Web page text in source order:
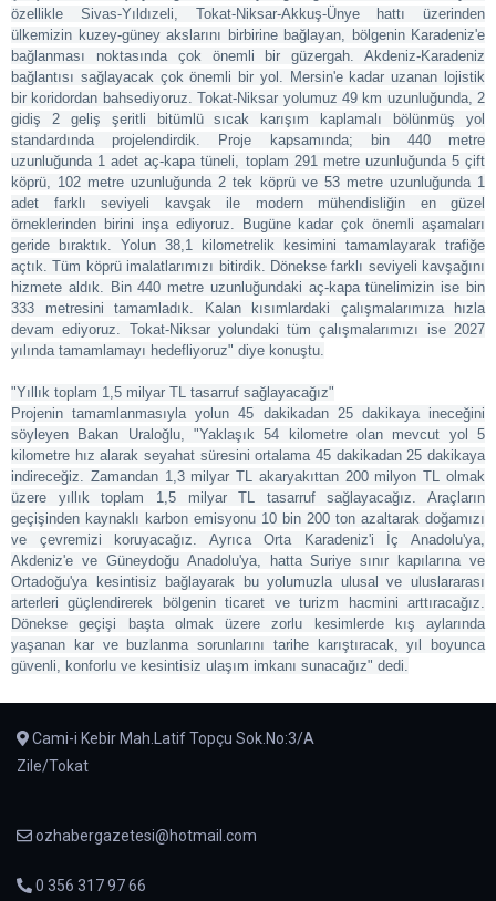
özellikle Sivas-Yıldızeli, Tokat-Niksar-Akkuş-Ünye hattı üzerinden
ülkemizin kuzey-güney akslarını birbirine bağlayan, bölgenin Karadeniz'e
bağlanması noktasında çok önemli bir güzergah. Akdeniz-Karadeniz
bağlantısı sağlayacak çok önemli bir yol. Mersin'e kadar uzanan lojistik
bir koridordan bahsediyoruz.Tokat-Niksar yolumuz 49 km uzunluğunda, 2
gidiş 2 geliş şeritli bitümlü sıcak karışım kaplamalı bölünmüş yol
standardında projelendirdik. Proje kapsamında; bin 440 metre
uzunluğunda 1 adet aç-kapa tüneli, toplam 291 metre uzunluğunda 5 çift
köprü, 102 metre uzunluğunda 2 tek köprü ve 53 metre uzunluğunda 1
adet farklı seviyeli kavşak ile modern mühendisliğin en güzel
örneklerinden birini inşa ediyoruz. Bugüne kadar çok önemli aşamaları
geride bıraktık. Yolun 38,1 kilometrelik kesimini tamamlayarak trafiğe
açtık. Tüm köprü imalatlarımızı bitirdik. Dönekse farklı seviyeli kavşağını
hizmete aldık. Bin 440 metre uzunluğundaki aç-kapa tünelimizin ise bin
333 metresini tamamladık. Kalan kısımlardaki çalışmalarımıza hızla
devam ediyoruz. Tokat-Niksar yolundaki tüm çalışmalarımızı ise 2027
yılında tamamlamayı hedefliyoruz" diye konuştu.
"Yıllık toplam 1,5 milyar TL tasarruf sağlayacağız"
Projenin tamamlanmasıyla yolun 45 dakikadan 25 dakikaya ineceğini
söyleyen Bakan Uraloğlu, "Yaklaşık 54 kilometre olan mevcut yol 5
kilometre hız alarak seyahat süresini ortalama 45 dakikadan 25 dakikaya
indireceğiz. Zamandan 1,3 milyar TL akaryakıttan 200 milyon TL olmak
üzere yıllık toplam 1,5 milyar TL tasarruf sağlayacağız. Araçların
geçişinden kaynaklı karbon emisyonu 10 bin 200 ton azaltarak doğamızı
ve çevremizi koruyacağız. Ayrıca Orta Karadeniz'i İç Anadolu'ya,
Akdeniz'e ve Güneydoğu Anadolu'ya, hatta Suriye sınır kapılarına ve
Ortadoğu'ya kesintisiz bağlayarak bu yolumuzla ulusal ve uluslararası
arterleri güçlendirerek bölgenin ticaret ve turizm hacmini arttıracağız.
Dönekse geçişi başta olmak üzere zorlu kesimlerde kış aylarında
yaşanan kar ve buzlanma sorunlarını tarihe karıştıracak, yıl boyunca
güvenli, konforlu ve kesintisiz ulaşım imkanı sunacağız" dedi.
Cami-i Kebir Mah.Latif Topçu Sok.No:3/A
Zile/Tokat
ozhabergazetesi@hotmail.com
0 356 317 97 66